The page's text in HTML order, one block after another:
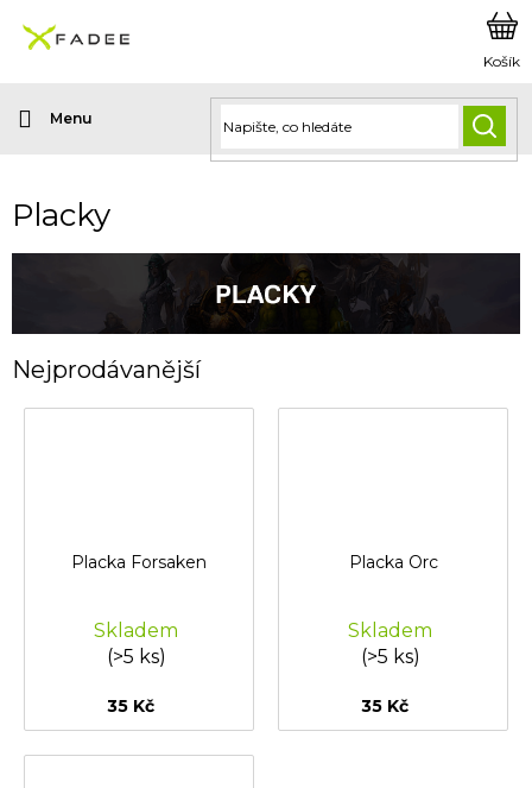
obsah
Placky
Nejprodávanější
Placka Forsaken
Skladem
(>5 ks)
35 Kč
Placka Orc
Skladem
(>5 ks)
35 Kč